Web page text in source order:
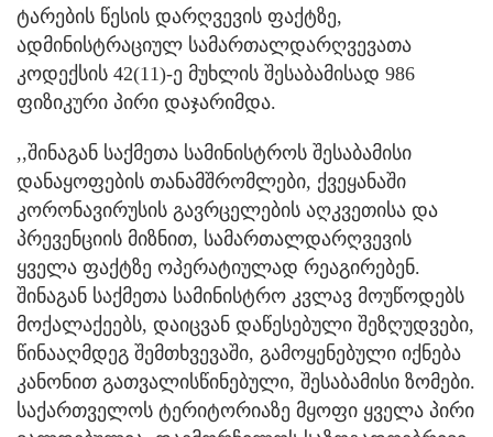
ტარების წესის დარღვევის ფაქტზე,
ადმინისტრაციულ სამართალდარღვევათა
კოდექსის 42(11)-ე მუხლის შესაბამისად 986
ფიზიკური პირი დაჯარიმდა.
,,შინაგან საქმეთა სამინისტროს შესაბამისი
დანაყოფების თანამშრომლები, ქვეყანაში
კორონავირუსის გავრცელების აღკვეთისა და
პრევენციის მიზნით, სამართალდარღვევის
ყველა ფაქტზე ოპერატიულად რეაგირებენ.
შინაგან საქმეთა სამინისტრო კვლავ მოუწოდებს
მოქალაქეებს, დაიცვან დაწესებული შეზღუდვები,
წინააღმდეგ შემთხვევაში, გამოყენებული იქნება
კანონით გათვალისწინებული, შესაბამისი ზომები.
საქართველოს ტერიტორიაზე მყოფი ყველა პირი